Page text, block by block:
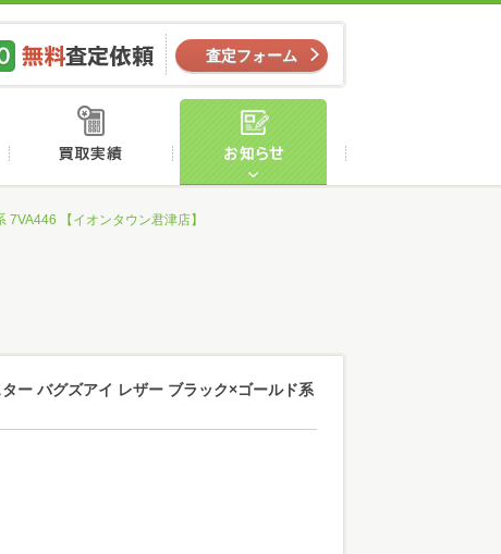
無料査定依頼
査定フォーム
店舗案内 買取実績
【イオンタウン君津店】
ー バグズアイ レザー ブラック×ゴールド系